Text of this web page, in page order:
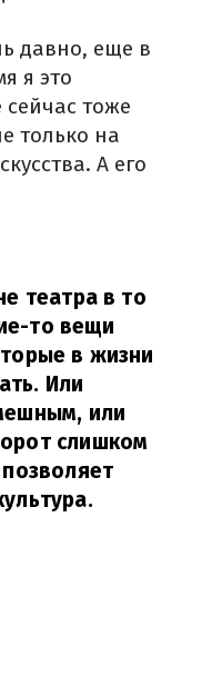
давно, еще в
я это
тоже
только на
А его
театра в то
то вещи
в жизни
Или
или
слишком